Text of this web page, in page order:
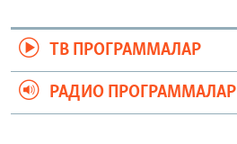
ТВ ПРОГРАММАЛАР
РАДИО ПРОГРАММАЛАР